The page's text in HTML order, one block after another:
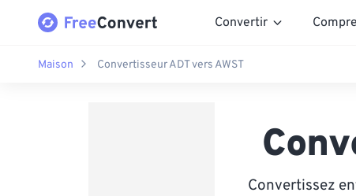
Convertir
Maison Convertisseur ADT vers AWST
Convertissez